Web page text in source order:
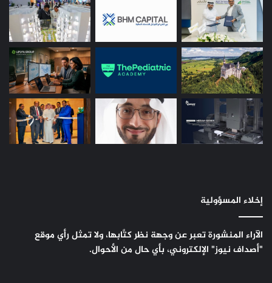
إخلاء المسؤولية
الآراء المنشورة تعبر عن وجهة نظر كتَّابها، ولا تمثل رأي موقع
"أصداف نيوز" الإلكتروني، بأي حال من الأحوال.